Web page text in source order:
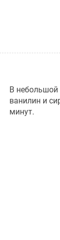
В небольшой
ванилин и
минут.